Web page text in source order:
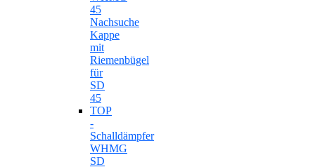
45
Nachsuche
Kappe
mit
Riemenbügel
für
SD
45
TOP
-
Schalldämpfer
WHMG
SD